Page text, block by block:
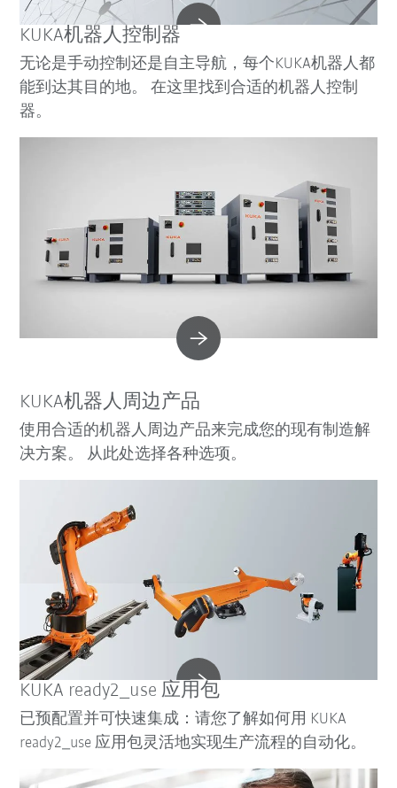
KUKA机器人控制器
无论是手动控制还是自主导航，每个KUKA机器人都
能到达其目的地。 在这里找到合适的机器人控制
器。
KUKA机器人周边产品
使用合适的机器人周边产品来完成您的现有制造解
决方案。 从此处选择各种选项。
KUKA ready2_use 应用包
已预配置并可快速集成：请您了解如何用 KUKA
ready2_use 应用包灵活地实现生产流程的自动化。